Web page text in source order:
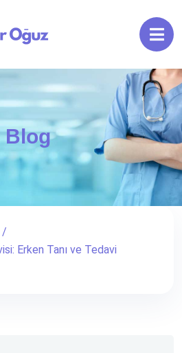
Blog
Erken Tanı ve Tedavi